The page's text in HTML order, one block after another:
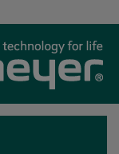
Unternehmen
Aktuelles